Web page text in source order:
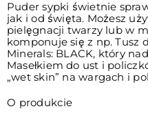
Puder sypki świetnie
jak i od święta. Możesz
pielęgnacji twarzy lub w
komponuje się z np. Tusz
Minerals: BLACK, który
Masełkiem do ust i
„wet skin” na wargach i
O produkcie